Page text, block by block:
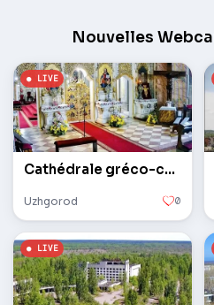
Nouvelles
Cathédrale gréco-catholique
Uzhgorod 0